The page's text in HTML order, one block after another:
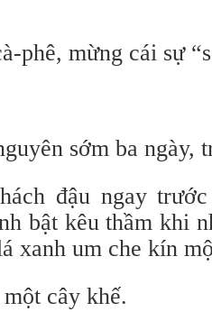
phê, mừng cái sự
sớm ba ngày,
đậu ngay
bật kêu thầm khi
xanh um che kín
cây khế.